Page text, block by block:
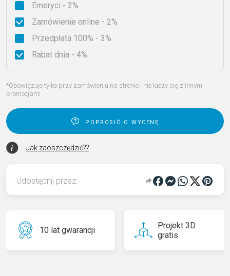
Emeryci - 2%
Zamówienie online - 2%
Przedpłata 100% - 3%
Rabat dnia - 4%
*Obowiązuje tylko przy zamówieniu na stronie i nie łączy się z innymi
promocjami
poprosić o wycenę
Jak zaoszczędzić??
Udostępnij przez:
10 lat gwarancji
Projekt 3D
gratis